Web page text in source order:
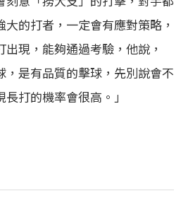
的打者，一定會有應對策略，
現，能夠通過考驗，他說，
，是有品質的擊球，先別說會不
打的機率會很高。」